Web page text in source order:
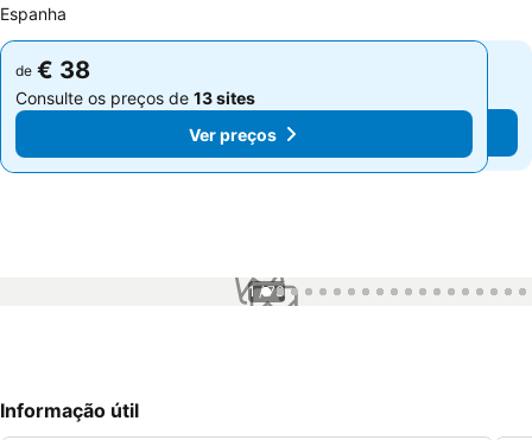
Espanha
de € 38
Consulte os preços de 13 sites
Ver preços
de € 38
Consulte os preços de 13 sites
Ver preços
1 / 73
Informação útil